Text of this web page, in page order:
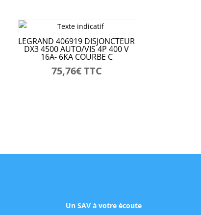
LEGRAND 406919 DISJONCTEUR
DX3 4500 AUTO/VIS 4P 400 V
16A- 6KA COURBE C
75,76€TTC
Un SAV à votre écoute